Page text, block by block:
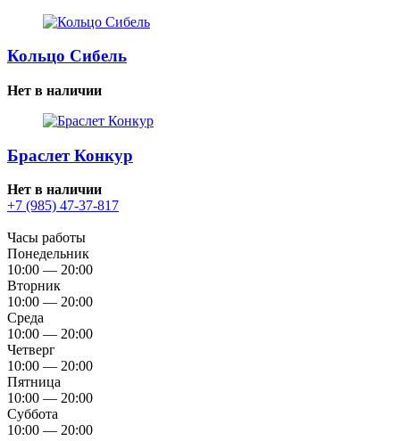
Кольцо Сибель
Нет в наличии
Браслет Конкур
Нет в наличии
+7 (985) 47-37-817
Часы работы
Понедельник
10:00 — 20:00
Вторник
10:00 — 20:00
Среда
10:00 — 20:00
Четверг
10:00 — 20:00
Пятница
10:00 — 20:00
Суббота
10:00 — 20:00